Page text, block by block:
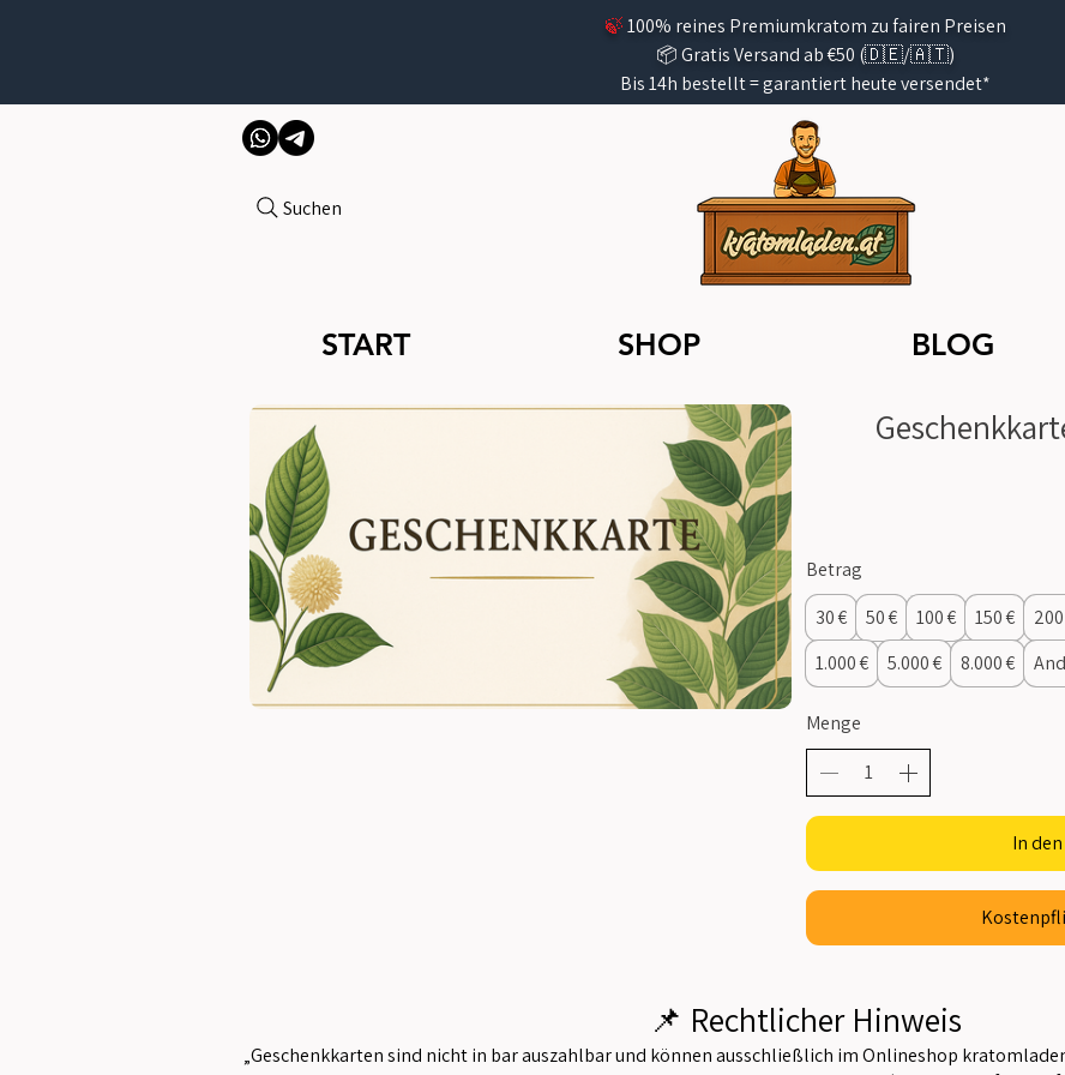
🍃100% reines Premiumkratom zu fairen Preisen
📦 Gratis Versand ab €50 (🇩🇪/🇦🇹)
Bis 14h bestellt =garantiertheute versendet*
Suchen
START SHOP BLOG
Betrag
30 €
50 € 100 € 150 €
1.000 €
5.000 € 8.000 €
Menge
In
📌 Rechtlicher Hinweis
„Geschenkkarten sind nicht in bar auszahlbar und können ausschließlich im Onlineshop